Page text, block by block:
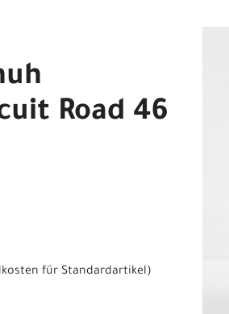
Road 46
für Standardartikel)